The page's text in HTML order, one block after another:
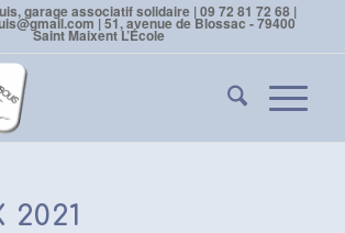
garage associatif solidaire | 09 72 81 72 68 |
| 51, avenue de Blossac - 79400
Saint Maixent L’École
2021